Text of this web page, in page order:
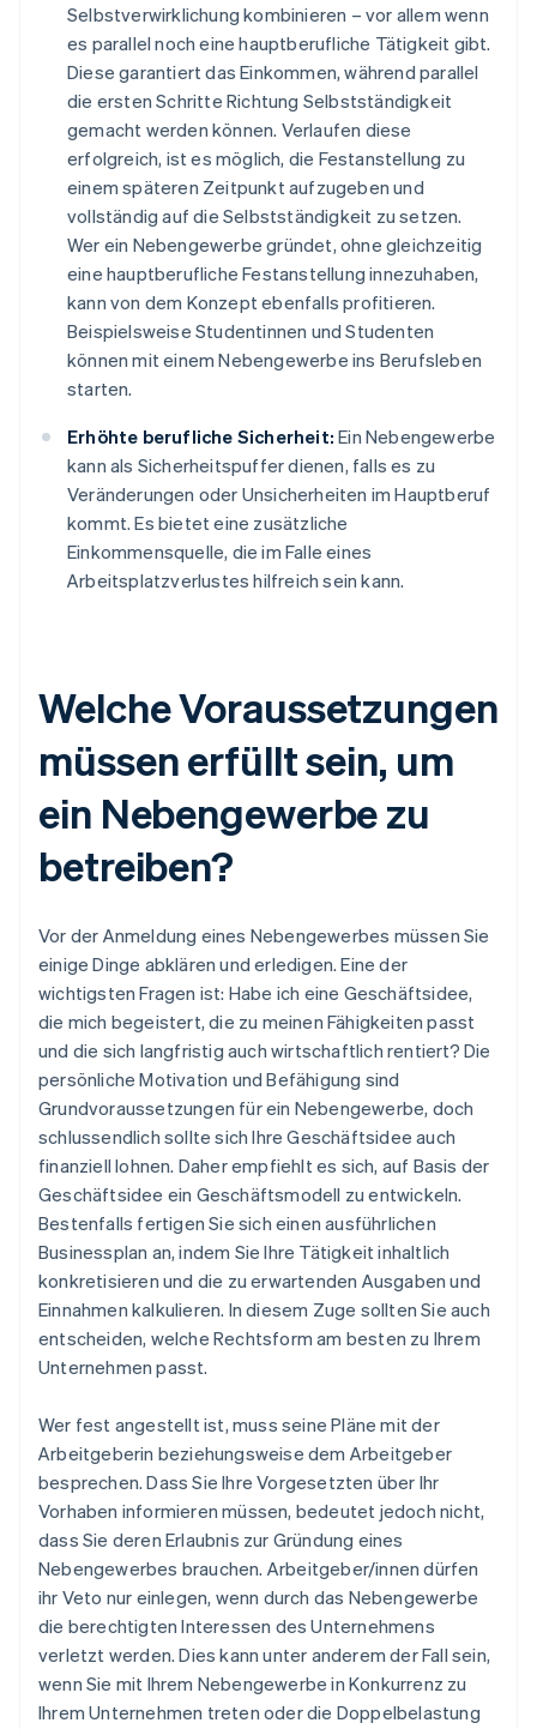
Selbstverwirklichung kombinieren – vor allem wenn
es parallel noch eine hauptberufliche Tätigkeit gibt.
Diese garantiert das Einkommen, während parallel
die ersten Schritte Richtung Selbstständigkeit
gemacht werden können. Verlaufen diese
erfolgreich, ist es möglich, die Festanstellung zu
einem späteren Zeitpunkt aufzugeben und
vollständig auf die Selbstständigkeit zu setzen.
Wer ein Nebengewerbe gründet, ohne gleichzeitig
eine hauptberufliche Festanstellung innezuhaben,
kann von dem Konzept ebenfalls profitieren.
Beispielsweise Studentinnen und Studenten
können mit einem Nebengewerbe ins Berufsleben
starten.
Erhöhte berufliche Sicherheit: Ein Nebengewerbe
kann als Sicherheitspuffer dienen, falls es zu
Veränderungen oder Unsicherheiten im Hauptberuf
kommt. Es bietet eine zusätzliche
Einkommensquelle, die im Falle eines
Arbeitsplatzverlustes hilfreich sein kann.
Welche Voraussetzungen
müssen erfüllt sein, um
ein Nebengewerbe zu
betreiben?
Vor der Anmeldung eines Nebengewerbes müssen Sie
einige Dinge abklären und erledigen. Eine der
wichtigsten Fragen ist: Habe ich eine Geschäftsidee,
die mich begeistert, die zu meinen Fähigkeiten passt
und die sich langfristig auch wirtschaftlich rentiert? Die
persönliche Motivation und Befähigung sind
Grundvoraussetzungen für ein Nebengewerbe, doch
schlussendlich sollte sich Ihre Geschäftsidee auch
finanziell lohnen. Daher empfiehlt es sich, auf Basis der
Geschäftsidee ein Geschäftsmodell zu entwickeln.
Bestenfalls fertigen Sie sich einen ausführlichen
Businessplan an, indem Sie Ihre Tätigkeit inhaltlich
konkretisieren und die zu erwartenden Ausgaben und
Einnahmen kalkulieren. In diesem Zuge sollten Sie auch
entscheiden, welche Rechtsform am besten zu Ihrem
Unternehmen passt.
Wer fest angestellt ist, muss seine Pläne mit der
Arbeitgeberin beziehungsweise dem Arbeitgeber
besprechen. Dass Sie Ihre Vorgesetzten über Ihr
Vorhaben informieren müssen, bedeutet jedoch nicht,
dass Sie deren Erlaubnis zur Gründung eines
Nebengewerbes brauchen. Arbeitgeber/innen dürfen
ihr Veto nur einlegen, wenn durch das Nebengewerbe
die berechtigten Interessen des Unternehmens
verletzt werden. Dies kann unter anderem der Fall sein,
wenn Sie mit Ihrem Nebengewerbe in Konkurrenz zu
Ihrem Unternehmen treten oder die Doppelbelastung